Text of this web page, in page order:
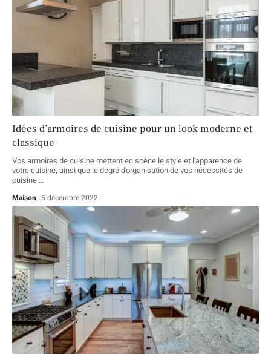
Idées d’armoires de cuisine pour un look moderne et
classique
Vos armoires de cuisine mettent en scène le style et l'apparence de
votre cuisine, ainsi que le degré d'organisation de vos nécessités de
cuisine.…
Maison 5 décembre 2022